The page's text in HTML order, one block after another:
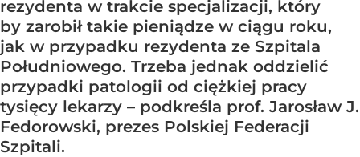
rezydenta w trakcie specjalizacji, który
by zarobił takie pieniądze w ciągu roku,
jak w przypadku rezydenta ze Szpitala
Południowego. Trzeba jednak oddzielić
przypadki patologii od ciężkiej pracy
tysięcy lekarzy – podkreśla prof. Jarosław J.
Fedorowski, prezes Polskiej Federacji
Szpitali.